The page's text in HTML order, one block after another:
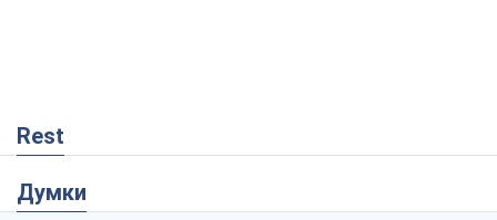
Rest
Думки